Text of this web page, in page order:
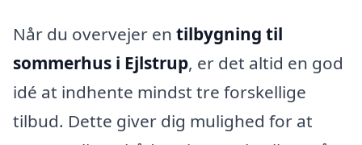
Når du overvejer en tilbygning til
sommerhus i Ejlstrup, er det altid en god
idé at indhente mindst tre forskellige
tilbud. Dette giver dig mulighed for at